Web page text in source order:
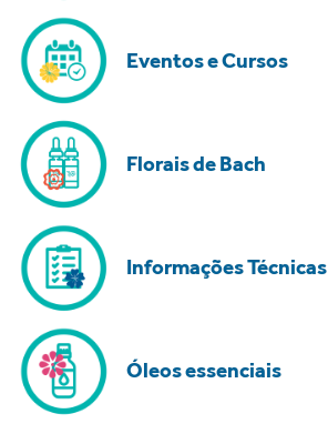
Eventos e Cursos
Florais de Bach
Informações Técnicas
Óleos essenciais